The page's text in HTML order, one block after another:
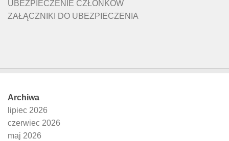
UBEZPIECZENIE CZŁONKÓW
ZAŁĄCZNIKI DO UBEZPIECZENIA
Archiwa
lipiec 2026
czerwiec 2026
maj 2026